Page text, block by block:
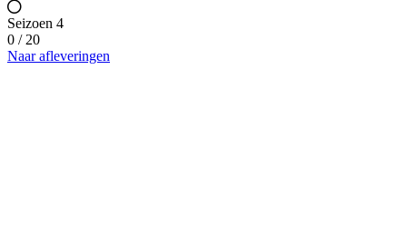
Seizoen 4
0 / 20
Naar afleveringen